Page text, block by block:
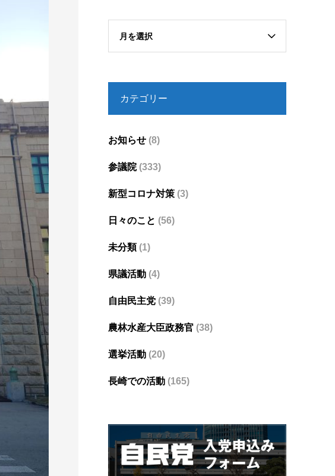
月を選択
カテゴリー
お知らせ (8)
参議院(333)
新型コロナ対策 (3)
日々のこと (56)
未分類(1)
県議活動 (4)
自由民主党 (39)
農林水産大臣政務官 (38)
選挙活動 (20)
長崎での活動 (165)